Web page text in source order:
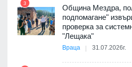
3
Община Мездра,
подпомагане"
проверка за
"Лещака"
Враца 31.07.2026г.